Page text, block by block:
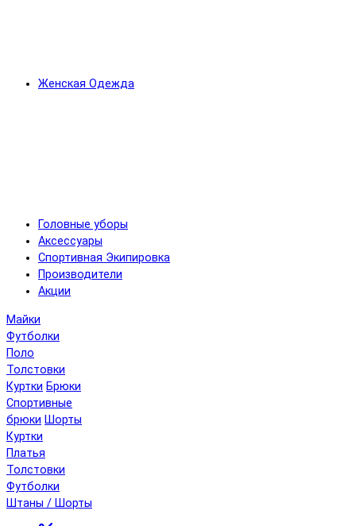
Женская Одежда
Головные уборы
Аксессуары
Спортивная Экипировка
Производители
Акции
Майки
Футболки
Поло
Толстовки
Куртки Брюки
Спортивные
брюки Шорты
Куртки
Платья
Толстовки
Футболки
Штаны / Шорты